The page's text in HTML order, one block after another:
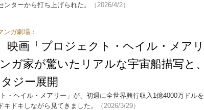
ターから打ち上げられた。
（2026/4/2）
ガ劇場：
画「プロジェクト・ヘイル・メアリ
ガ家が驚いたリアルな宇宙船描写と、
ジー展開
・ヘイル・メアリー」が、初週に全世界興行収入1億4000万ドルを
ドキしながら見てきました。
（2026/3/29）